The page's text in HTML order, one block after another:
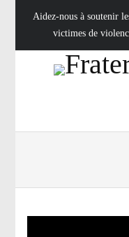
Aidez-nous à soutenir
victimes de